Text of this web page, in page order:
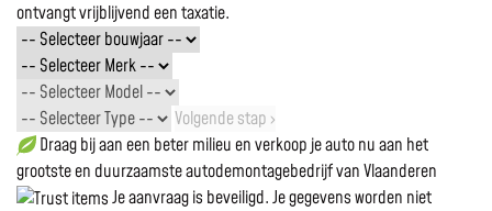
ontvangt vrijblijvend een taxatie.
Volgende stap ›
Draag bij aan een beter milieu en verkoop je auto nu aan het
grootste en duurzaamste autodemontagebedrijf van Vlaanderen
Je aanvraag is beveiligd. Je gegevens worden niet